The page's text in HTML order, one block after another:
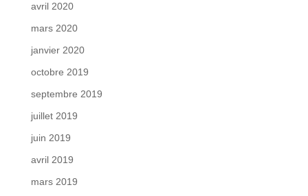
avril 2020
mars 2020
janvier 2020
octobre 2019
septembre 2019
juillet 2019
juin 2019
avril 2019
mars 2019